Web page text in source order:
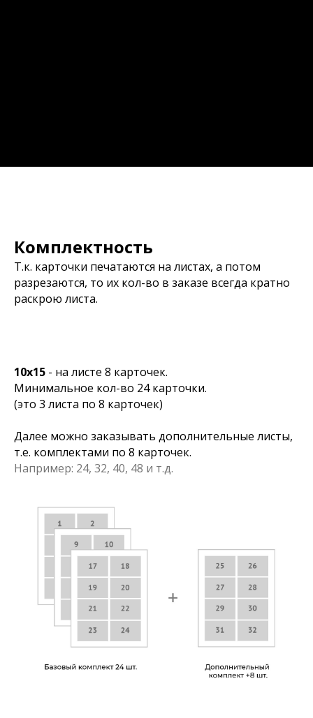
Комплектность
Т.к. карточки печатаются на листах, а потом
разрезаются, то их кол-во в заказе всегда кратно
раскрою листа.
10х15 - на листе 8 карточек.
Минимальное кол-во 24 карточки.
(это 3 листа по 8 карточек)
Далее можно заказывать дополнительные листы,
т.е. комплектами по 8 карточек.
Например: 24, 32, 40, 48 и т.д.